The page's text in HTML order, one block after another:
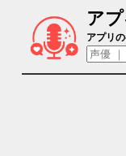
ア
イン
アプリ